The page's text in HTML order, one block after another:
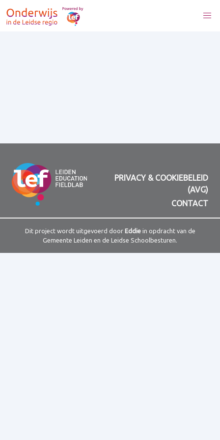
PRIVACY & COOKIEBELEID
(AVG)
CONTACT
Dit project wordt uitgevoerd door Eddiein opdracht van de
Gemeente Leiden en de Leidse Schoolbesturen.